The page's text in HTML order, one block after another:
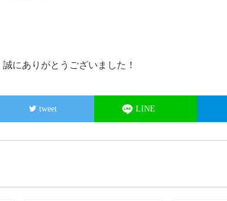
にありがとうございました！
tweet LINE